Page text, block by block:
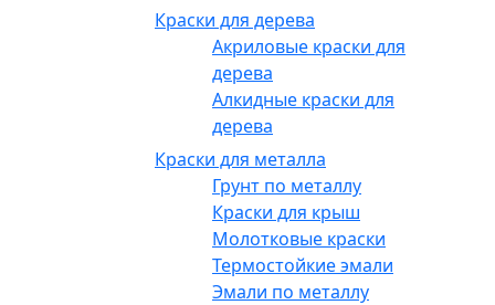
Краски для дерева
Акриловые краски для
дерева
Алкидные краски для
дерева
Краски для металла
Грунт по металлу
Краски для крыш
Молотковые краски
Термостойкие эмали
Эмали по металлу